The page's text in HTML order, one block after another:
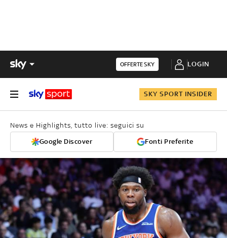
OFFERTE SKY LOGIN
SKY SPORT INSIDER
News e Highlights, tutto live: seguici su
Google Discover Fonti Preferite